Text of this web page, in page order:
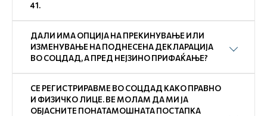
41.
ДАЛИ ИМА ОПЦИЈА НА ПРЕКИНУВАЊЕ ИЛИ
ИЗМЕНУВАЊЕ НА ПОДНЕСЕНА ДЕКЛАРАЦИЈА
ВО СОЦДАД, А ПРЕД НЕЈЗИНО ПРИФАЌАЊЕ?
СЕ РЕГИСТРИРАВМЕ ВО СОЦДАД КАКО ПРАВНО
И ФИЗИЧКО ЛИЦЕ. ВЕ МОЛАМ ДА МИ ЈА
ОБЈАСНИТЕ ПОНАТАМОШНАТА ПОСТАПКА